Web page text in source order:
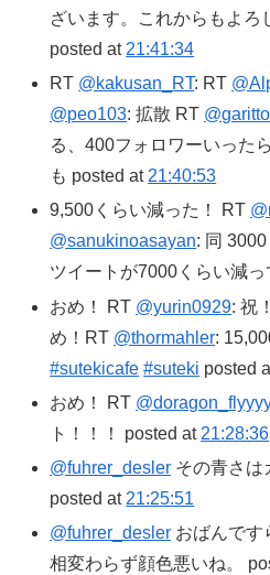
ざいます。これからもよろ
posted at 21:41:34
RT @kakusan_RT: RT
@peo103: 拡散 RT
る、400フォロワーいった
も posted at 21:40:53
9,500くらい減った！ RT
@sanukinoasayan: 同
ツイートが7000くらい減
おめ！ RT @yurin0929: 祝
め！RT @thormahler:
#sutekicafe #suteki posted
おめ！ RT
ト！！！ posted at 21:28:36
@fuhrer_desler その青さは
posted at 21:25:51
@fuhrer_desler おばんです
相変わらず顔色悪いね。